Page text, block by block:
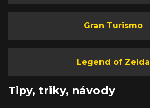
Gran Turismo
Legend of Zelda
Tipy, triky, návody